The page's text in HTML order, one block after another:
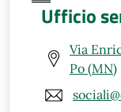
Ufficio
Via
Po (MN)